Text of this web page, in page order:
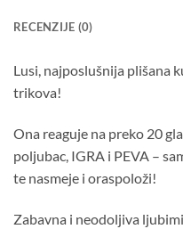
RECENZIJE (0)
Lusi, najposlušnija plišana
trikova!
Ona reaguje na preko 20
poljubac, IGRA i PEVA –
te nasmeje i oraspoloži!
Zabavna i neodoljiva